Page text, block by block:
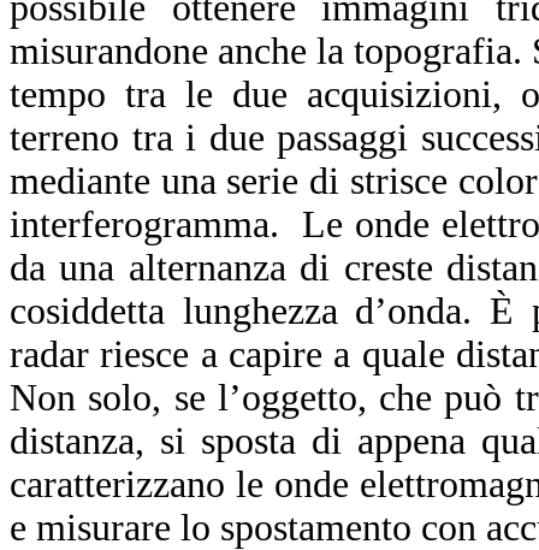
misurandone anche la
tempo tra le due acquisizioni,
terreno tra i due passaggi
mediante una serie di strisce
interferogramma. Le onde
da una alternanza di creste
cosiddetta lunghezza d’onda.
radar riesce a capire a quale
Non solo, se l’oggetto, che può
distanza, si sposta di appena
caratterizzano le onde
e misurare lo spostamento con